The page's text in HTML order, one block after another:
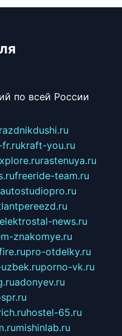
по всей России
kraft-you.ru
rastenuya.ru
freeride-team.ru
autostudiopro.ru
elektrostal-news.ru
znakomye.ru
pro-otdelky.ru
porno-vk.ru
adonyev.ru
hostel-65.ru
mishinlab.ru